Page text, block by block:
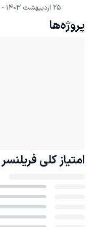
25 اردیبهشت 1403
-
پروژه‌ها
امتیاز کلی فریلنسر